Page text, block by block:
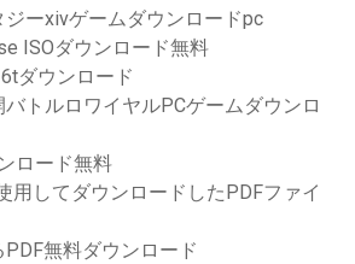
ーxivゲームダウンロードpc
ISOダウンロード無料
ダウンロード
バトルロワイヤルPCゲームダウンロ
ロード無料
用してダウンロードしたPDFファイ
無料ダウンロード